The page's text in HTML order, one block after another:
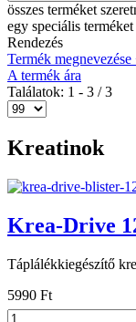
összes terméket
egy speciális terméket
Rendezés
Termék megnevezése
A termék ára
Találatok: 1 - 3 / 3
Kreatinok
Krea-Drive
Táplálékkiegészítő
5990 Ft